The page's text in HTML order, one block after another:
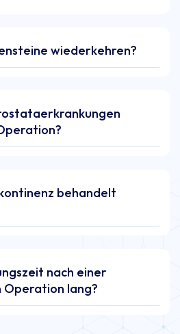
wiederkehren?
behandelt
nach einer
Operation lang?